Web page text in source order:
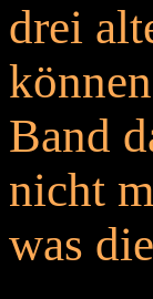
drei
Band
nicht
was